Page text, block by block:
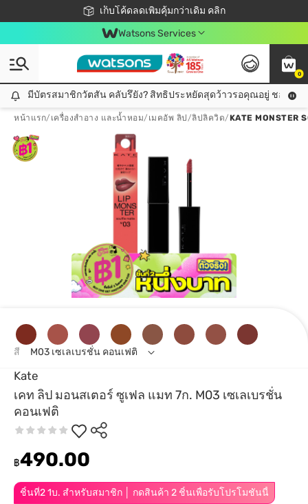
เก็บโค้ดลดเพิ่มคุ้มกว่าเดิม คลิก
ชอปออนไลน์ครั้งแรก ลดเพิ่มจุก ๆ 10%! 🎉
📦ส่งฟรี! เมื่อชอป 499฿
สมาชิกวัตสัน คลับดียังไง?
Watsons Services
0
มีบัตรสมาชิกวัตสัน คลับรึยัง? สิทธิประหยัดสุดว้าวรอคุณอยู่ ชอปคุ้มกว่าเดิม คลิก!
มีบัตรสมาชิกวัตสัน คลับรึยัง? สิทธิประหยัดสุดว้าวรอคุณอยู่ ชอปคุ้มก
หน้าแรก/ เครื่องสำอาง และน้ำหอม/ เมคอัพ ลิป /ลิปลิควิด/KATE MONSTER
Kate
เคท ลิป มอนสเตอร์ ซูเฟล แมท 7ก. M03 เซเลเบรชั่น
คอนเฟติ
ชิ้นที่2 1บ. สำหรับสมาชิก │ กดสินค้า 2 ชิ้นเพื่อรับโปรโมชันนี้
฿490.00
สี M03 เซเลเบรชั่น คอนเฟติ